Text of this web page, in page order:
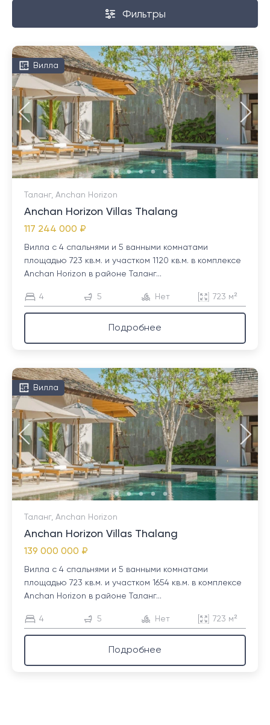
Фильтры
Вилла
Таланг, Anchan Horizon
Anchan Horizon Villas Thalang
117 244 000 ₽
Вилла с 4 спальнями и 5 ванными комнатами
площадью 723 кв.м. и участком 1120 кв.м. в комплексе
Anchan Horizon в районе Таланг...
4 5 Нет 723 м²
Подробнее
Вилла
Таланг, Anchan Horizon
Anchan Horizon Villas Thalang
139 000 000 ₽
Вилла с 4 спальнями и 5 ванными комнатами
площадью 723 кв.м. и участком 1654 кв.м. в комплексе
Anchan Horizon в районе Таланг...
4 5 Нет 723 м²
Подробнее